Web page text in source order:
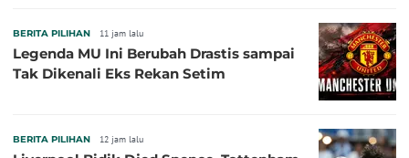
BERITA PILIHAN 11 jam lalu
Legenda MU Ini Berubah Drastis sampai
Tak Dikenali Eks Rekan Setim
BERITA PILIHAN 12 jam lalu